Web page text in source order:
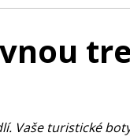
Vaše turistické